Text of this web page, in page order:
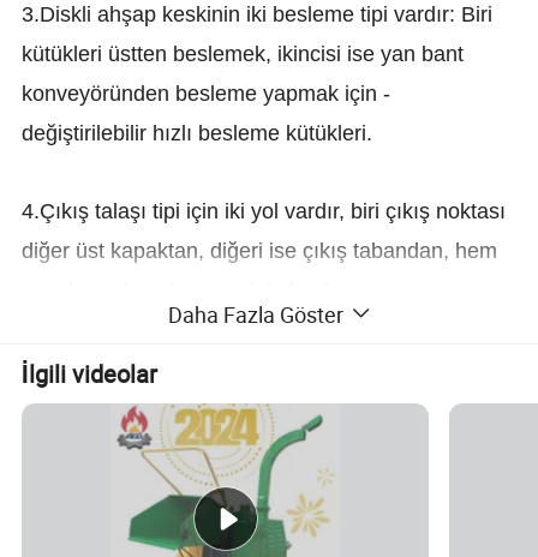
3.Diskli ahşap keskinin iki besleme tipi vardır: Biri
kütükleri üstten beslemek, ikincisi ise yan bant
konveyöründen besleme yapmak için -
değiştirilebilir hızlı besleme kütükleri.
4.Çıkış talaşı tipi için iki yol vardır, biri çıkış noktası
diğer üst kapaktan, diğeri ise çıkış tabandan, hem
5.Dizel motor ve elektrik motoru ile çalıştırılabilir,
kullanımı çok kolaydır.
Daha Fazla Göster
İlgili videolar